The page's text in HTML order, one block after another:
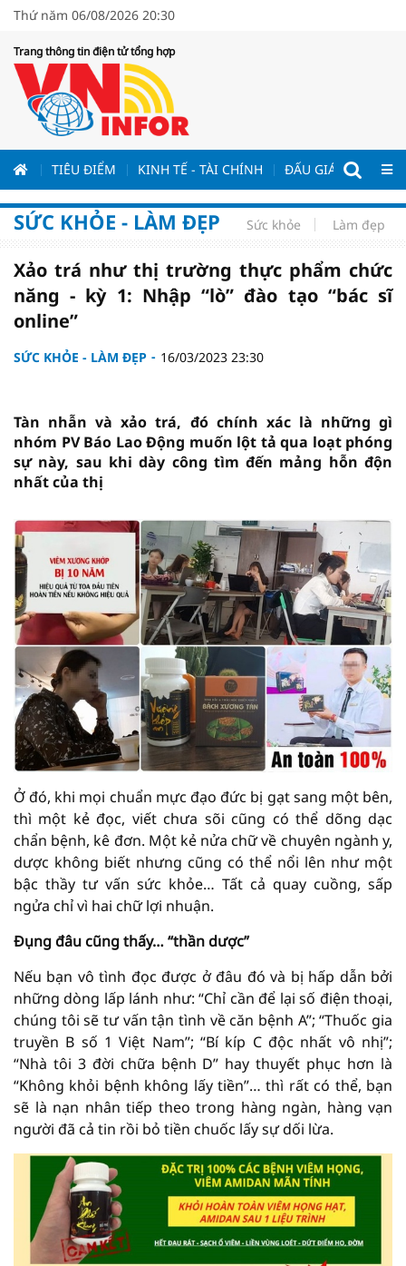
Thứ năm 06/08/2026 20:30
Trang thông tin điện tử tổng hợp
TIÊU ĐIỂM KINH TẾ - TÀI CHÍNH ĐẤU GIÁ - ĐẤU
SỨC KHỎE - LÀM ĐẸP Sức khỏe Làm đẹp
Xảo trá như thị trường thực phẩm chức
năng - kỳ 1: Nhập “lò” đào tạo “bác sĩ
online”
SỨC KHỎE - LÀM ĐẸP 16/03/2023 23:30
Tàn nhẫn và xảo trá, đó chính xác là những gì
nhóm PV Báo Lao Động muốn lột tả qua loạt phóng
sự này, sau khi dày công tìm đến mảng hỗn độn
nhất của thị
Ở đó, khi mọi chuẩn mực đạo đức bị gạt sang một bên,
thì một kẻ đọc, viết chưa sõi cũng có thể dõng dạc
chẩn bệnh, kê đơn. Một kẻ nửa chữ về chuyên ngành y,
dược không biết nhưng cũng có thể nổi lên như một
bậc thầy tư vấn sức khỏe… Tất cả quay cuồng, sấp
ngửa chỉ vì hai chữ lợi nhuận.
Đụng đâu cũng thấy… “thần dược”
Nếu bạn vô tình đọc được ở đâu đó và bị hấp dẫn bởi
những dòng lấp lánh như: “Chỉ cần để lại số điện thoại,
chúng tôi sẽ tư vấn tận tình về căn bệnh A”; “Thuốc gia
truyền B số 1 Việt Nam”; “Bí kíp C độc nhất vô nhị”;
“Nhà tôi 3 đời chữa bệnh D” hay thuyết phục hơn là
“Không khỏi bệnh không lấy tiền”… thì rất có thể, bạn
sẽ là nạn nhân tiếp theo trong hàng ngàn, hàng vạn
người đã cả tin rồi bỏ tiền chuốc lấy sự dối lừa.